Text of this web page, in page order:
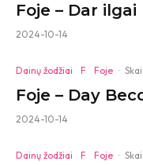
Foje – Dar ilgai
2024-10-14
Dainų žodžiai F Foje ·
Foje – Day
2024-10-14
Dainų žodžiai F Foje ·